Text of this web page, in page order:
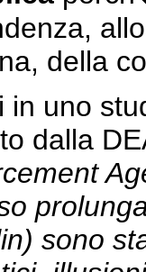
della
in uno
dalla
sono